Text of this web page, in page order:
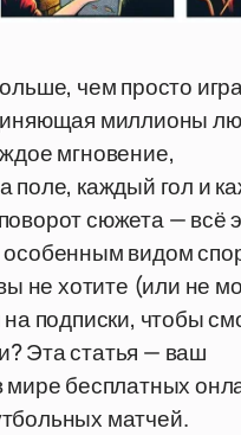
чем просто
миллионы
мгновение,
поле, каждый гол и
сюжета — всё
видом
не хотите (или не
подписки, чтобы
Эта статья — ваш
мире бесплатных
матчей.